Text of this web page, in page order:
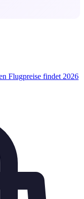
Flugpreise findet 2026